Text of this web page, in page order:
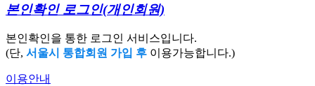
본인확인 로그인(개인회원)
본인확인을 통한 로그인 서비스입니다.
(단, 서울시 통합회원 가입 후 이용가능합니다.)
이용안내